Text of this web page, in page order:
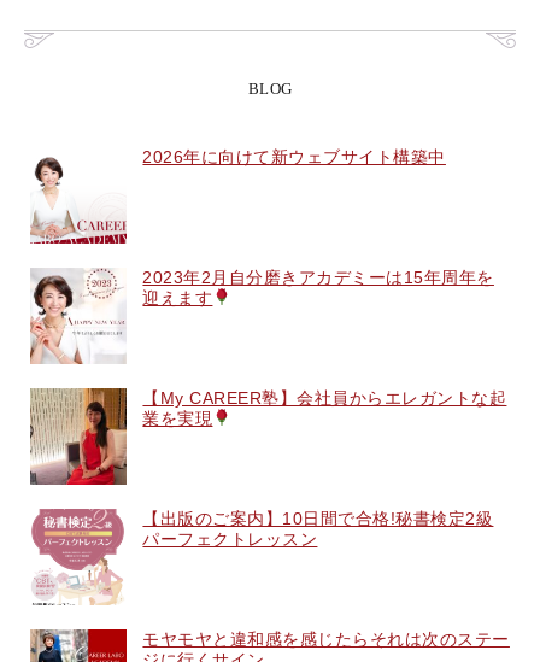
BLOG
2026年に向けて新ウェブサイト構築中
2023年2月自分磨きアカデミーは15年周年を
迎えます
【My CAREER塾】会社員からエレガントな起
業を実現
【出版のご案内】10日間で合格!秘書検定2級
パーフェクトレッスン
モヤモヤと違和感を感じたらそれは次のステー